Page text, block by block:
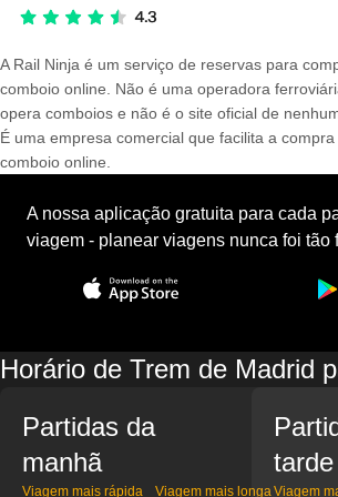
A Rail Ninja é um serviço de reservas para
comboio online. Não é uma operadora
opera comboios e não é o site oficial de
É uma empresa comercial que facilita a
comboio online.
A nossa aplicação gratuita para cada
viagem - planear viagens nunca foi tão
Horário de Trem de Madrid
Partidas da
manhã
Viagem mais rápida Viagem mais longa
tarde
Viagem